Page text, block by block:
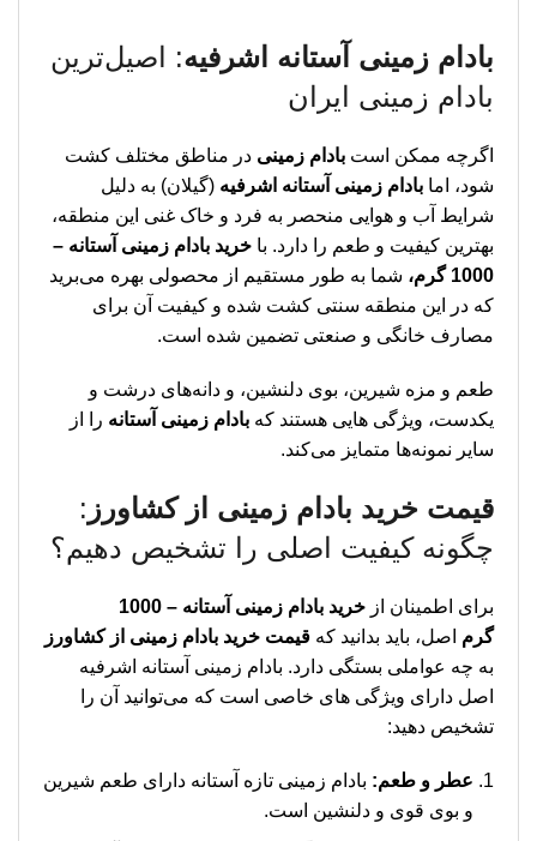
بادام زمینی آستانه اشرفیه: اصیل‌ترین
بادام زمینی ایران
اگرچه ممکن است بادام زمینی در مناطق مختلف کشت
شود، اما بادام زمینی آستانه اشرفیه (گیلان) به دلیل
شرایط آب و هوایی منحصر به فرد و خاک غنی این منطقه،
بهترین کیفیت و طعم را دارد. با خرید بادام زمینی آستانه –
1000 گرم،
شما به طور مستقیم از محصولی بهره می‌برید
که در این منطقه سنتی کشت شده و کیفیت آن برای
مصارف خانگی و صنعتی تضمین شده است.
طعم و مزه شیرین، بوی دلنشین، و دانه‌های درشت و
یکدست، ویژگی‌ هایی هستند که بادام زمینی آستانه را از
سایر نمونه‌ها متمایز می‌کند.
قیمت خرید بادام زمینی از کشاورز :
چگونه کیفیت اصلی را تشخیص دهیم؟
برای اطمینان از
خرید بادام زمینی آستانه – 1000
گرم اصل، باید بدانید که قیمت خرید بادام زمینی از کشاورز
به چه عواملی بستگی دارد. بادام زمینی آستانه اشرفیه
اصل دارای ویژگی‌ های خاصی است که می‌توانید آن را
تشخیص دهید:
عطر و طعم: بادام زمینی تازه آستانه دارای طعم شیرین
و بوی قوی و دلنشین است.